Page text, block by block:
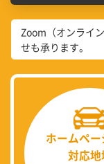
Zoom（オンライ
せも承ります。
ホームペ
対応地